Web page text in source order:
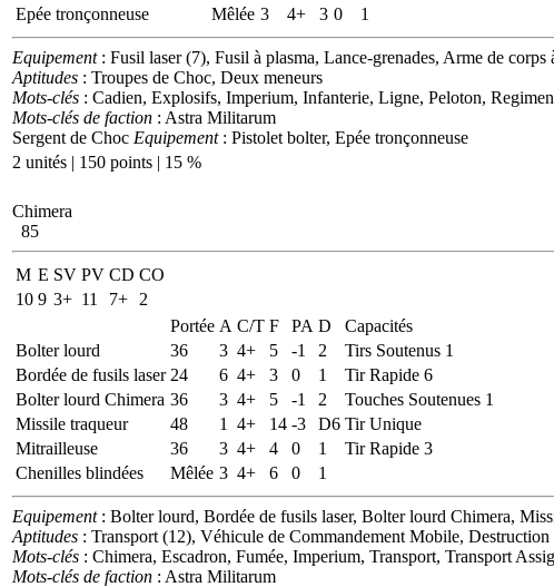
Epée tronçonneuse
Mêlée 3 4+ 3 0 1
Equipement: Fusil laser (7), Fusil à plasma, Lance-grenades, Arme de corps
Aptitudes : Troupes de Choc, Deux meneurs
Mots-clés : Cadien, Explosifs, Imperium, Infanterie, Ligne, Peloton,
Mots-clés de faction : Astra Militarum
Sergent de Choc Equipement: Pistolet bolter, Epée tronçonneuse
2 unités | 150 points | 15 %
Chimera
85
M E SV PV CD CO
10 9 3+ 11 7+
2
Portée A C/T F PA D
Capacités
Bolter lourd
36 3 4+ 5 -1 2
Tirs Soutenus 1
Bordée de fusils laser 24 6 4+ 3 0 1
Tir Rapide 6
Bolter lourd Chimera 36 3 4+ 5 -1 2
Touches Soutenues 1
Missile traqueur
48 1 4+ 14 -3 D6 Tir Unique
Mitrailleuse
36 3 4+ 4 0 1
Tir Rapide 3
Chenilles blindées
Mêlée 3 4+ 6 0 1
Equipement: Bolter lourd, Bordée de fusils laser, Bolter lourd Chimera,
Aptitudes : Transport (12), Véhicule de Commandement Mobile,
Mots-clés : Chimera, Escadron, Fumée, Imperium, Transport, Transport
Mots-clés de faction : Astra Militarum